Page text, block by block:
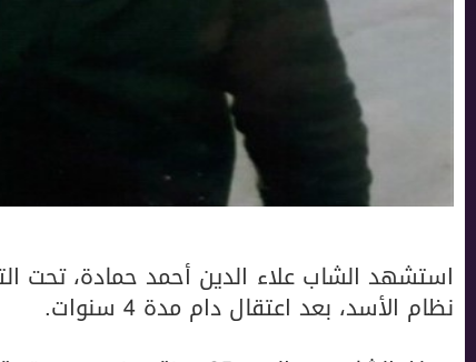
استشهد الشاب علاء الدين أحمد حمادة، تحت
نظام الأسد، بعد اعتقال دام مدة 4 سنوات.